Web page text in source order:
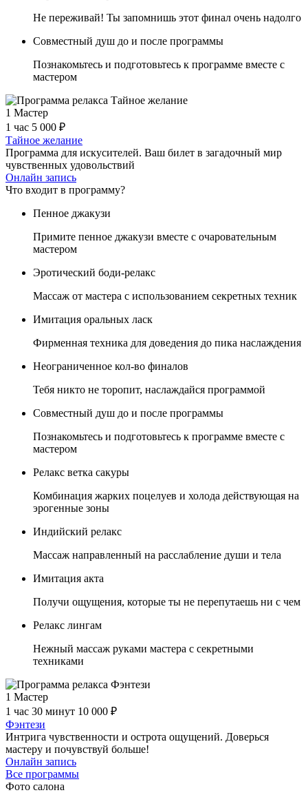
Не переживай! Ты запомнишь этот финал очень надолго
Совместный душ до и после программы
Познакомьтесь и подготовьтесь к программе вместе с
мастером
1 Мастер
1 час 5 000 ₽
Тайное желание
Программа для искусителей. Ваш билет в загадочный мир
чувственных удовольствий
Онлайн запись
Что входит в программу?
Пенное джакузи
Примите пенное джакузи вместе с очаровательным
мастером
Эротический боди-релакс
Массаж от мастера с использованием секретных техник
Имитация оральных ласк
Фирменная техника для доведения до пика наслаждения
Неограниченное кол-во финалов
Тебя никто не торопит, наслаждайся программой
Совместный душ до и после программы
Познакомьтесь и подготовьтесь к программе вместе с
мастером
Релакс ветка сакуры
Комбинация жарких поцелуев и холода действующая на
эрогенные зоны
Индийский релакс
Массаж направленный на расслабление души и тела
Имитация акта
Получи ощущения, которые ты не перепутаешь ни с чем
Релакс лингам
Нежный массаж руками мастера с секретными
техниками
1 Мастер
1 час 30 минут 10 000 ₽
Фэнтези
Интрига чувственности и острота ощущений. Доверься
мастеру и почувствуй больше!
Онлайн запись
Все программы
Фото салона